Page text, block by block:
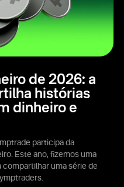
de 2026: a
histórias
dinheiro e
participa da
Este ano, fizemos uma
compartilhar uma série de